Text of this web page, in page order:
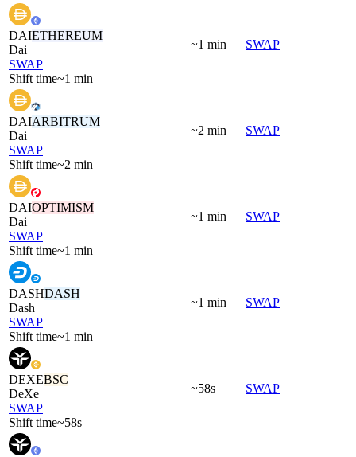
DAIETHEREUM
Dai
SWAP
Shift time~1 min
~1 min SWAP
DAIARBITRUM
Dai
SWAP
Shift time~2 min
~2 min SWAP
DAIOPTIMISM
Dai
SWAP
Shift time~1 min
~1 min SWAP
DASHDASH
Dash
SWAP
Shift time~1 min
~1 min SWAP
DEXEBSC
DeXe
SWAP
Shift time~58s
~58s SWAP